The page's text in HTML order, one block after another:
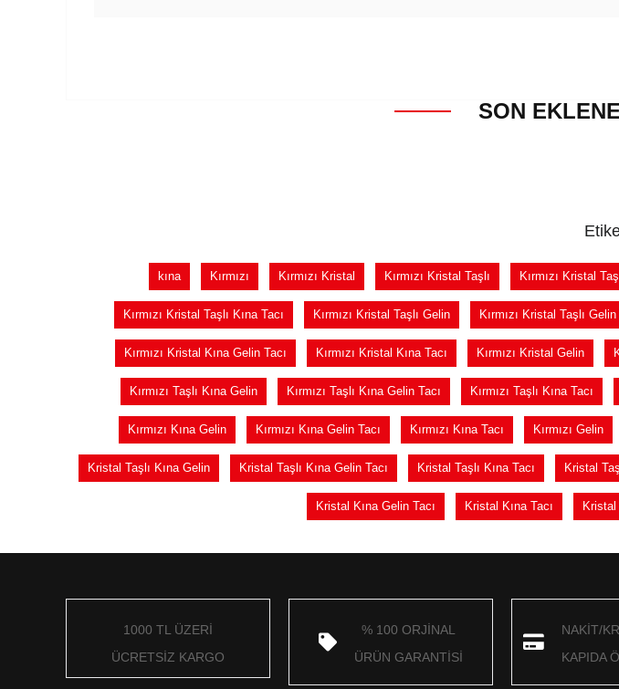
SON
kına Kırmızı Kırmızı Kristal Kırmızı Kristal Taşlı Kırmızı Kristal
Kırmızı Kristal Taşlı Kına Tacı Kırmızı Kristal Taşlı Gelin Kırmızı Kristal Taşlı Gelin
Kırmızı Kristal Kına Gelin Tacı Kırmızı Kristal Kına Tacı Kırmızı Kristal Gelin
Kırmızı Taşlı Kına Gelin Kırmızı Taşlı Kına Gelin Tacı Kırmızı Taşlı Kına Tacı
Kırmızı Kına Gelin Kırmızı Kına Gelin Tacı Kırmızı Kına Tacı Kırmızı Gelin
Kristal Taşlı Kına Gelin Kristal Taşlı Kına Gelin Tacı Kristal Taşlı Kına Tacı Kristal
Kristal Kına Gelin Tacı Kristal Kına Tacı
1000 TL ÜZERİ
ÜCRETSİZ KARGO
% 100 ORJİNAL
ÜRÜN GARANTİSİ
NAKİT/
KAPIDA